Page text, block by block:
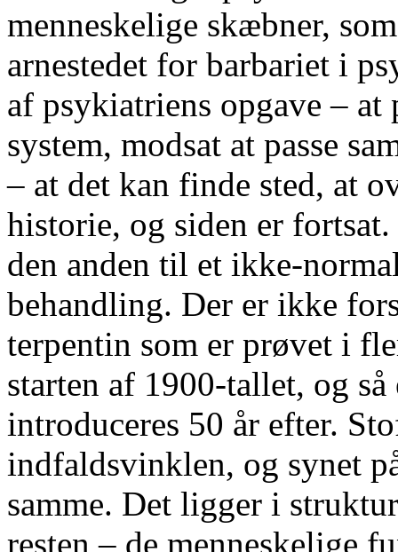
menneskelige skæbner,
arnestedet for barbariet i
af psykiatriens opgave –
system, modsat at passe
– at det kan finde sted, at
historie, og siden er
den anden til et ikke-
behandling. Der er ikke
terpentin som er prøvet i
starten af 1900-tallet, og
introduceres 50 år efter.
indfaldsvinklen, og synet
samme. Det ligger i
resten – de menneskelige